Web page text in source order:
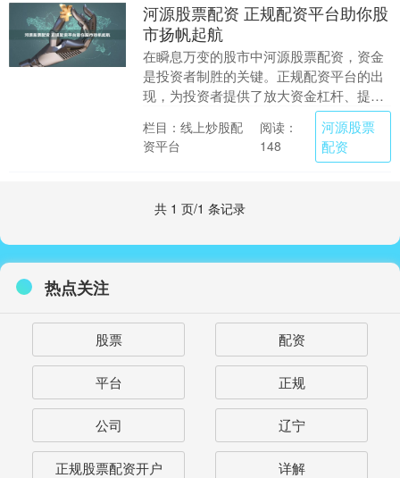
河源股票配资 正规配资平台助你股
市扬帆起航
在瞬息万变的股市中河源股票配资，资金
是投资者制胜的关键。正规配资平台的出
现，为投资者提供了放大资金杠杆、提升
收益空间的绝佳机会。 股票配资的本质是
杠杆投资。投资....
栏目：线上炒股配
资平台
阅读：
148
河源股票
配资
共 1 页/1 条记录
热点关注
股票 配资
平台 正规
公司 辽宁
正规股票配资开户 详解